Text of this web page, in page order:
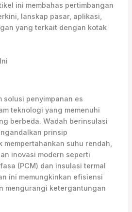
ini membahas pertimbangan
lanskap pasar, aplikasi,
yang terkait dengan kotak
solusi penyimpanan es
teknologi yang memenuhi
berbeda. Wadah berinsulasi
prinsip
mempertahankan suhu rendah,
inovasi modern seperti
(PCM) dan insulasi termal
ini memungkinkan efisiensi
mengurangi ketergantungan